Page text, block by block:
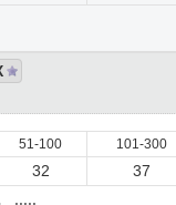
51-100 101-300
32 37